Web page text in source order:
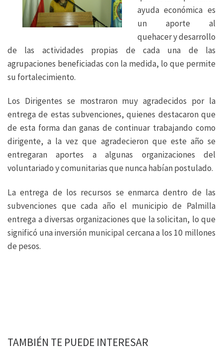
ayuda económica es
un aporte al
quehacer y desarrollo
de las actividades propias de cada una de las
agrupaciones beneficiadas con la medida, lo que permite
su fortalecimiento.
Los Dirigentes se mostraron muy agradecidos por la
entrega de estas subvenciones, quienes destacaron que
de esta forma dan ganas de continuar trabajando como
dirigente, a la vez que agradecieron que este año se
entregaran aportes a algunas organizaciones del
voluntariado y comunitarias que nunca habían postulado.
La entrega de los recursos se enmarca dentro de las
subvenciones que cada año el municipio de Palmilla
entrega a diversas organizaciones que la solicitan, lo que
significó una inversión municipal cercana a los 10 millones
de pesos.
TAMBIÉN TE PUEDE INTERESAR